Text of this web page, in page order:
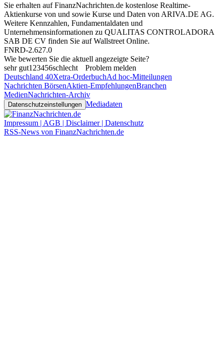
Sie erhalten auf FinanzNachrichten.de kostenlose Realtime-
Aktienkurse von und sowie Kurse und Daten von ARIVA.DE AG.
Weitere Kennzahlen, Fundamentaldaten und
Unternehmensinformationen zu QUALITAS CONTROLADORA
SAB DE CV finden Sie aufWallstreet Online.
FNRD-2.627.0
Wie bewerten Sie die aktuell angezeigte Seite?
sehr gut1 23456schlecht
Problem melden
Deutschland 40Xetra-OrderbuchAd hoc-Mitteilungen
Nachrichten BörsenAktien-EmpfehlungenBranchen
MedienNachrichten-Archiv
Datenschutzeinstellungen Mediadaten
Impressum | AGB | Disclaimer | Datenschutz
RSS-News von FinanzNachrichten.de